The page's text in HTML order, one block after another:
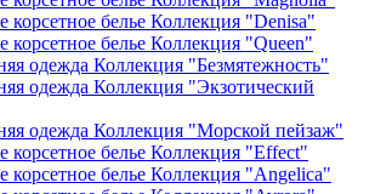
корсетное белье Коллекция "Denisa"
корсетное белье Коллекция "Queen"
одежда Коллекция "Безмятежность"
одежда Коллекция "Экзотический
одежда Коллекция "Морской пейзаж"
корсетное белье Коллекция "Effect"
корсетное белье Коллекция "Angelica"